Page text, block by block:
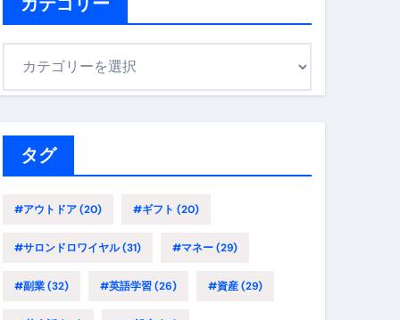
目的別に失敗しない
散り対策の選び方
タグ
#アウトドア(20) #ギフト (20)
#サロンドロワイヤル(31) #マネー(29)
#副業(32) #英語学習(26) #資産(29)